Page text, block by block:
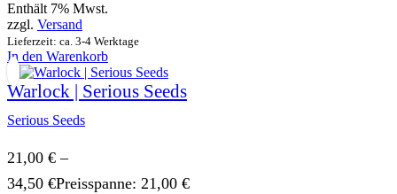
Enthält 7% Mwst.
zzgl. Versand
Lieferzeit: ca. 3-4 Werktage
In den Warenkorb
Warlock | Serious Seeds
Serious Seeds
21,00 € –
34,50 €Preisspanne: 21,00 €